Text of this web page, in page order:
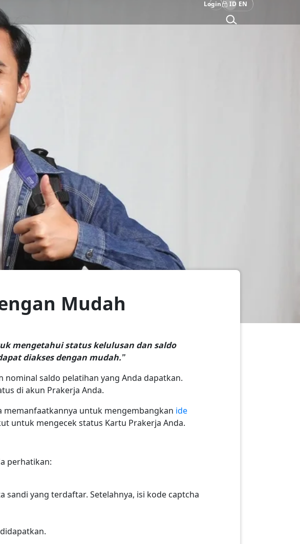
Login ID EN
Mudah
mengetahui status kelulusan dan saldo
diakses dengan mudah.”
saldo pelatihan yang Anda dapatkan.
di akun Prakerja Anda.
memanfaatkannya untuk mengembangkan ide
untuk mengecek status Kartu Prakerja Anda.
perhatikan:
sandi yang terdaftar. Setelahnya, isi kode captcha